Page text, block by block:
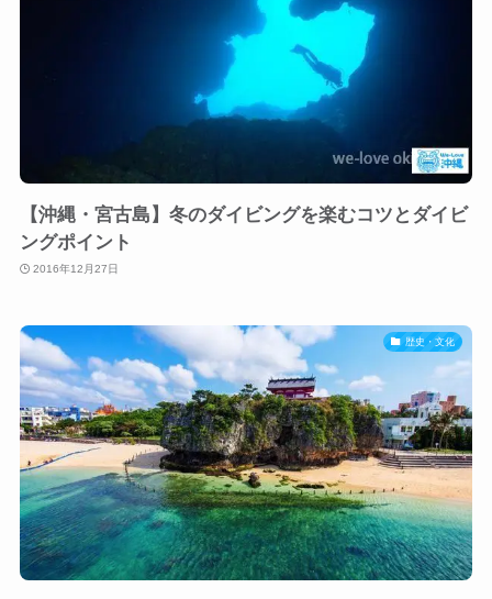
【沖縄・宮古島】冬のダイビングを楽むコツとダイビ
ングポイント
2016年12月27日
歴史・文化